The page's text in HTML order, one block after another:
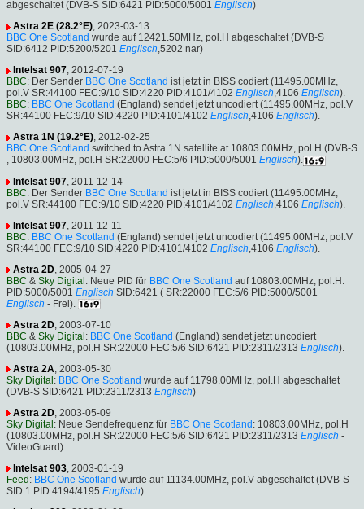
abgeschaltet (DVB-S SID:6421 PID:5000/5001 Englisch)
Astra 2E (28.2°E), 2023-03-13
BBC One Scotland wurde auf 12421.50MHz, pol.H abgeschaltet (DVB-S
SID:6412 PID:5200/5201 Englisch,5202 nar)
Intelsat 907, 2012-07-19
BBC: Der Sender BBC One Scotland ist jetzt in BISS codiert (11495.00MHz,
pol.V SR:44100 FEC:9/10 SID:4220 PID:4101/4102 Englisch,4106 Englisch).
BBC: BBC One Scotland (England) sendet jetzt uncodiert (11495.00MHz, pol.V
SR:44100 FEC:9/10 SID:4220 PID:4101/4102 Englisch,4106 Englisch).
Astra 1N (19.2°E), 2012-02-25
BBC One Scotland switched to Astra 1N satellite at 10803.00MHz, pol.H (DVB-S
, 10803.00MHz, pol.H SR:22000 FEC:5/6 PID:5000/5001 Englisch).
Intelsat 907 , 2011-12-14
BBC: Der Sender BBC One Scotland ist jetzt in BISS codiert (11495.00MHz,
pol.V SR:44100 FEC:9/10 SID:4220 PID:4101/4102 Englisch ,4106 Englisch).
Intelsat 907 , 2011-12-11
BBC: BBC One Scotland (England) sendet jetzt uncodiert (11495.00MHz, pol.V
SR:44100 FEC:9/10 SID:4220 PID:4101/4102 Englisch ,4106 Englisch).
Astra 2D , 2005-04-27
BBC & Sky Digital: Neue PID für BBC One Scotland auf 10803.00MHz, pol.H:
PID:5000/5001 Englisch SID:6421 ( SR:22000 FEC:5/6 PID:5000/5001
Englisch - Frei).
Astra 2D, 2003-07-10
BBC & Sky Digital : BBC One Scotland (England) sendet jetzt uncodiert
(10803.00MHz, pol.H SR:22000 FEC:5/6 SID:6421 PID:2311/2313 Englisch).
Astra 2A, 2003-05-30
Sky Digital : BBC One Scotland wurde auf 11798.00MHz, pol.H abgeschaltet
(DVB-S SID:6421 PID:2311/2313 Englisch)
Astra 2D, 2003-05-09
Sky Digital : Neue Sendefrequenz für BBC One Scotland : 10803.00MHz, pol.H
(10803.00MHz, pol.H SR:22000 FEC:5/6 SID:6421 PID:2311/2313 Englisch -
VideoGuard).
Intelsat 903, 2003-01-19
Feed : BBC One Scotland wurde auf 11134.00MHz, pol.V abgeschaltet (DVB-S
SID:1 PID:4194/4195 Englisch)